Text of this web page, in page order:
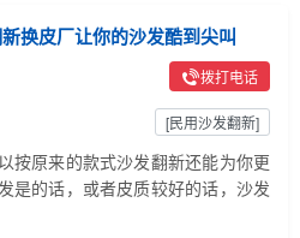
换皮厂让你的沙发酷到尖叫
拨打电话
[民用沙发翻新]
按原来的款式沙发翻新还能为你更
是的话，或者皮质较好的话，沙发